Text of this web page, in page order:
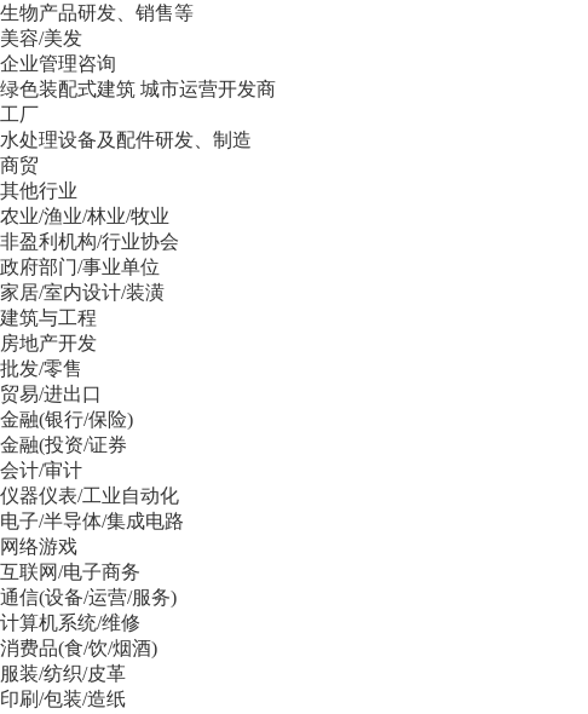
生物产品研发、销售等
美容/美发
企业管理咨询
绿色装配式建筑 城市运营开发商
工厂
水处理设备及配件研发、制造
商贸
其他行业
农业/渔业/林业/牧业
非盈利机构/行业协会
政府部门/事业单位
家居/室内设计/装潢
建筑与工程
房地产开发
批发/零售
贸易/进出口
金融(银行/保险)
金融(投资/证券
会计/审计
仪器仪表/工业自动化
电子/半导体/集成电路
网络游戏
互联网/电子商务
通信(设备/运营/服务)
计算机系统/维修
消费品(食/饮/烟酒)
服装/纺织/皮革
印刷/包装/造纸